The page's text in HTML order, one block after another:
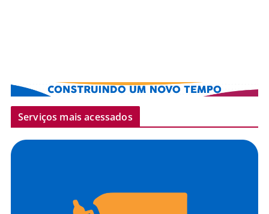
Serviços mais acessados